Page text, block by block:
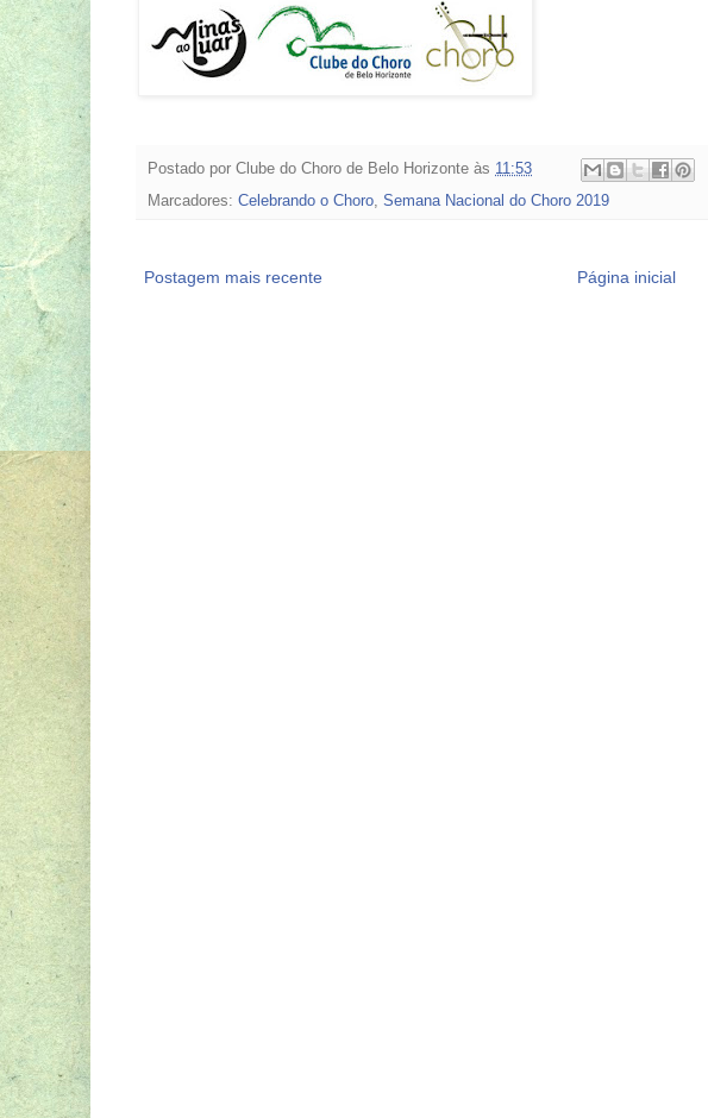
Postado por Clube do Choro de Belo Horizonte às 11:53
Marcadores: Celebrando o Choro, Semana Nacional do Choro 2019
Postagem mais recente Página inicial